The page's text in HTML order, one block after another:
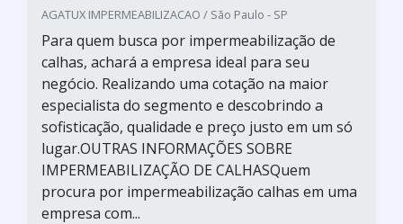
AGATUX IMPERMEABILIZACAO / São Paulo - SP
Para quem busca por impermeabilização de
calhas, achará a empresa ideal para seu
negócio. Realizando uma cotação na maior
especialista do segmento e descobrindo a
sofisticação, qualidade e preço justo em um só
lugar.OUTRAS INFORMAÇÕES SOBRE
IMPERMEABILIZAÇÃO DE CALHASQuem
procura por impermeabilização calhas em uma
empresa com...